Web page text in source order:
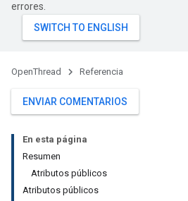
errores.
OpenThread Referencia
ENVIAR COMENTARIOS
En esta página
Resumen
Atributos públicos
Atributos públicos